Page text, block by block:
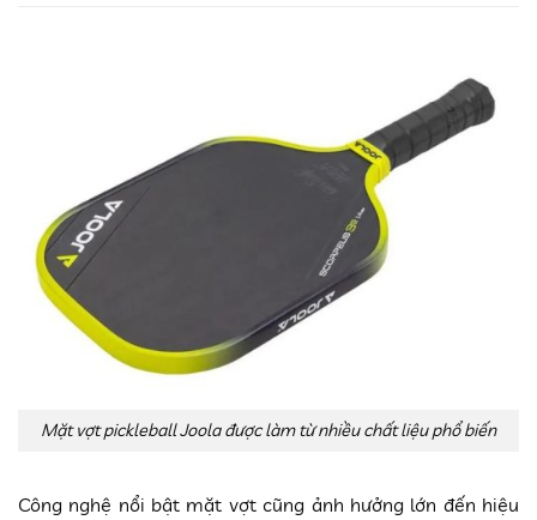
Mặt vợt pickleball Joola được làm từ nhiều chất liệu phổ biến
Công nghệ nổi bật mặt vợt cũng ảnh hưởng lớn đến hiệu